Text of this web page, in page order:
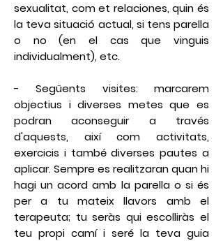
sexualitat, com et relaciones, quin és
la teva situació actual, si tens parella
o no (en el cas que vinguis
individualment), etc.
-Següents visites:marcarem
objectius i diverses metes que es
podran aconseguir a través
d'aquests, així com activitats,
exercicis i també diverses pautes a
aplicar. Sempre es realitzaran quan hi
hagi un acord amb la parella o si és
per a tu mateix llavors amb el
terapeuta; tu seràs qui escolliràs el
teu propi camí i seré la teva guia